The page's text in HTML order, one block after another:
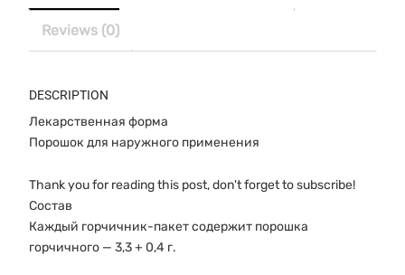
Reviews (0)
DESCRIPTION
Лекарственная форма
Порошок для наружного применения
Thank you for reading this post, don't forget to subscribe!
Состав
Каждый горчичник-пакет содержит порошка
горчичного — 3,3 + 0,4 г.